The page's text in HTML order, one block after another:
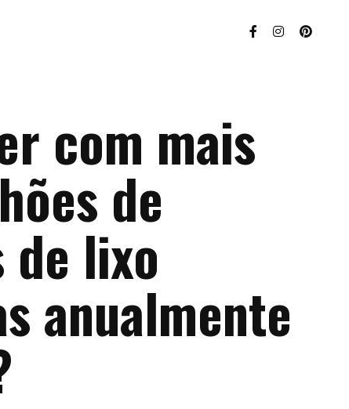
com mais
de
de lixo
anualmente